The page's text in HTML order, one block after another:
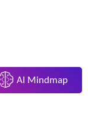
AI Mindmap